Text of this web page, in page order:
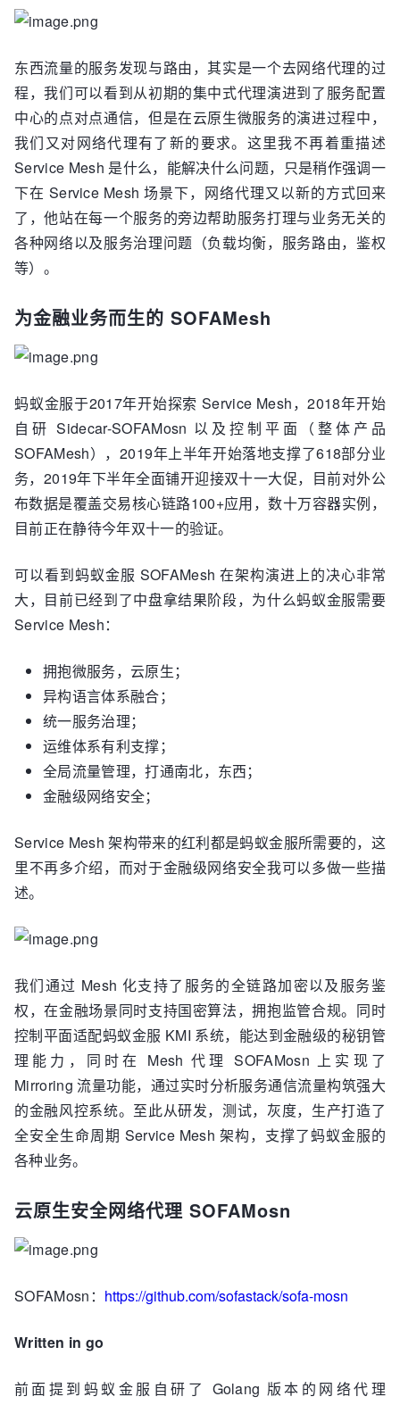
东西流量的服务发现与路由，其实是一个去网络代理的过
程，我们可以看到从初期的集中式代理演进到了服务配置
中心的点对点通信，但是在云原生微服务的演进过程中，
我们又对网络代理有了新的要求。这里我不再着重描述
Service Mesh 是什么，能解决什么问题，只是稍作强调一
下在 Service Mesh 场景下，网络代理又以新的方式回来
了，他站在每一个服务的旁边帮助服务打理与业务无关的
各种网络以及服务治理问题（负载均衡，服务路由，鉴权
等）。
为金融业务而生的 SOFAMesh
蚂蚁金服于2017年开始探索 Service Mesh，2018年开始
自研 Sidecar-SOFAMosn 以及控制平面（整体产品
SOFAMesh），2019年上半年开始落地支撑了618部分业
务，2019年下半年全面铺开迎接双十一大促，目前对外公
布数据是覆盖交易核心链路100+应用，数十万容器实例，
目前正在静待今年双十一的验证。
可以看到蚂蚁金服 SOFAMesh 在架构演进上的决心非常
大，目前已经到了中盘拿结果阶段，为什么蚂蚁金服需要
Service Mesh：
拥抱微服务，云原生；
异构语言体系融合；
统一服务治理；
运维体系有利支撑；
全局流量管理，打通南北，东西；
金融级网络安全；
Service Mesh 架构带来的红利都是蚂蚁金服所需要的，这
里不再多介绍，而对于金融级网络安全我可以多做一些描
述。
我们通过 Mesh 化支持了服务的全链路加密以及服务鉴
权，在金融场景同时支持国密算法，拥抱监管合规。同时
控制平面适配蚂蚁金服 KMI 系统，能达到金融级的秘钥管
理能力，同时在 Mesh 代理 SOFAMosn 上实现了
Mirroring 流量功能，通过实时分析服务通信流量构筑强大
的金融风控系统。至此从研发，测试，灰度，生产打造了
全安全生命周期 Service Mesh 架构，支撑了蚂蚁金服的
各种业务。
云原生安全网络代理 SOFAMosn
SOFAMosn： https://github.com/sofastack/sofa-mosn
Written in go
前面提到蚂蚁金服自研了 Golang 版本的网络代理